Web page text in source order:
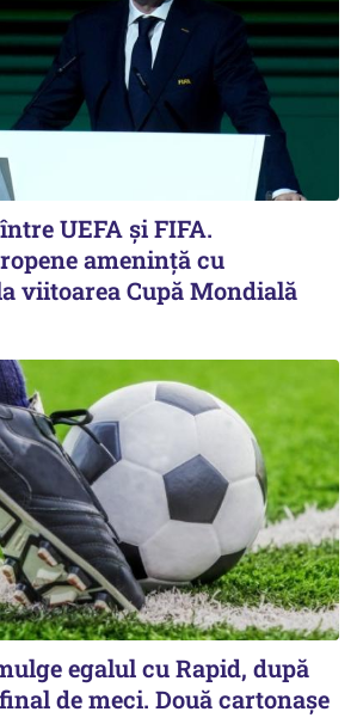
UEFA şi FIFA.
ameninţă cu
viitoarea Cupă Mondială
egalul cu Rapid, după
de meci. Două cartonaşe